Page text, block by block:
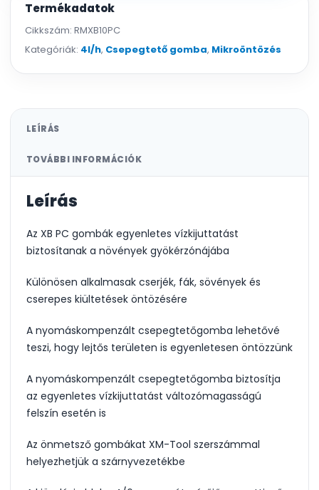
Termékadatok
Cikkszám: RMXB10PC
Kategóriák: 4l/h, Csepegtető gomba, Mikroöntözés
LEÍRÁS
TOVÁBBI INFORMÁCIÓK
Leírás
Az XB PC gombák egyenletes vízkijuttatást
biztosítanak a növények gyökérzónájába
Különösen alkalmasak cserjék, fák, sövények és
cserepes kiültetések öntözésére
A nyomáskompenzált csepegtetőgomba lehetővé
teszi, hogy lejtős területen is egyenletesen öntözzünk
A nyomáskompenzált csepegtetőgomba biztosítja
az egyenletes vízkijuttatást változómagasságú
felszín esetén is
Az önmetsző gombákat XM-Tool szerszámmal
helyezhetjük a szárnyvezetékbe